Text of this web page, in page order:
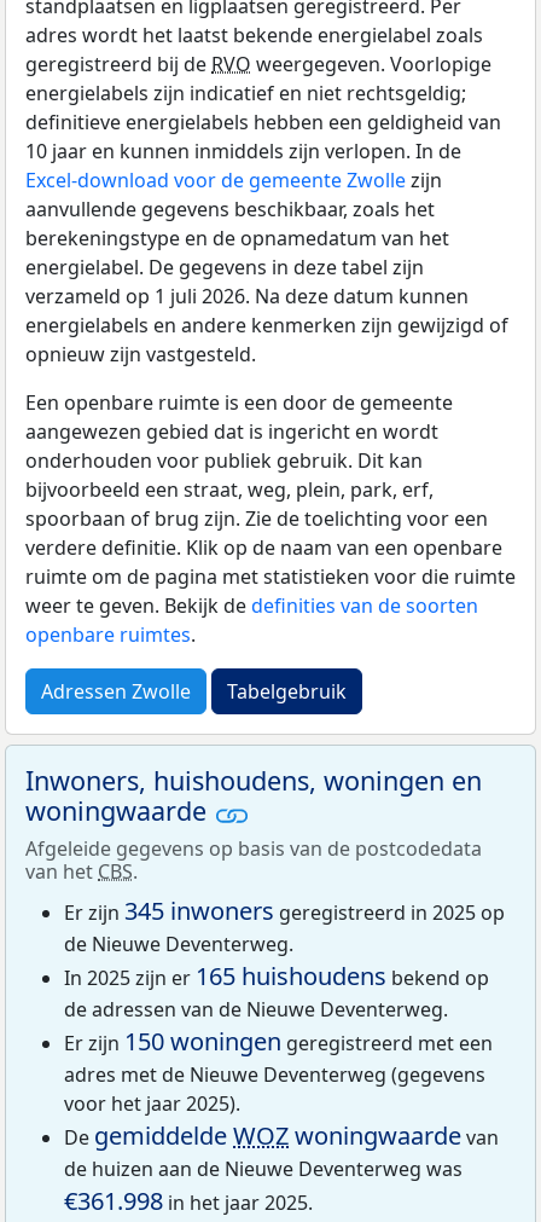
standplaatsen en ligplaatsen geregistreerd. Per
adres wordt het laatst bekende energielabel zoals
geregistreerd bij de RVO weergegeven. Voorlopige
energielabels zijn indicatief en niet rechtsgeldig;
definitieve energielabels hebben een geldigheid van
10 jaar en kunnen inmiddels zijn verlopen. In de
Excel-download voor de gemeente Zwollezijn
aanvullende gegevens beschikbaar, zoals het
berekeningstype en de opnamedatum van het
energielabel. De gegevens in deze tabel zijn
verzameld op 1 juli 2026. Na deze datum kunnen
energielabels en andere kenmerken zijn gewijzigd of
opnieuw zijn vastgesteld.
Een openbare ruimte is een door de gemeente
aangewezen gebied dat is ingericht en wordt
onderhouden voor publiek gebruik. Dit kan
bijvoorbeeld een straat, weg, plein, park, erf,
spoorbaan of brug zijn. Zie de toelichting voor een
verdere definitie. Klik op de naam van een openbare
ruimte om de pagina met statistieken voor die ruimte
weer te geven. Bekijk dedefinities van de soorten
openbare ruimtes.
Adressen Zwolle Tabelgebruik
Inwoners, huishoudens, woningen en
woningwaarde
Afgeleide gegevens op basis van de postcodedata
van het CBS.
Er zijn 345 inwoners geregistreerd in 2025 op
de Nieuwe Deventerweg.
In 2025 zijn er 165 huishoudens bekend op
de adressen van de Nieuwe Deventerweg.
Er zijn 150 woningen geregistreerd met een
adres met de Nieuwe Deventerweg (gegevens
voor het jaar 2025).
De gemiddeldeWOZwoningwaardevan
de huizen aan de Nieuwe Deventerweg was
€361.998 in het jaar 2025.